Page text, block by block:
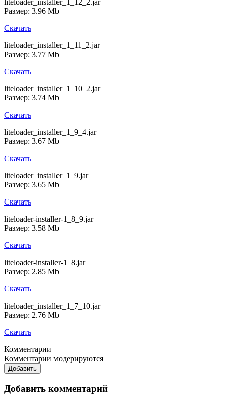
liteloader_installer_1_12_2.jar
Размер: 3.96 Mb
Скачать
liteloader_installer_1_11_2.jar
Размер: 3.77 Mb
Скачать
liteloader_installer_1_10_2.jar
Размер: 3.74 Mb
Скачать
liteloader_installer_1_9_4.jar
Размер: 3.67 Mb
Скачать
liteloader_installer_1_9.jar
Размер: 3.65 Mb
Скачать
liteloader-installer-1_8_9.jar
Размер: 3.58 Mb
Скачать
liteloader-installer-1_8.jar
Размер: 2.85 Mb
Скачать
liteloader_installer_1_7_10.jar
Размер: 2.76 Mb
Скачать
Комментарии
Комментарии модерируются
Добавить
Добавить комментарий